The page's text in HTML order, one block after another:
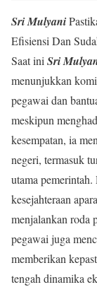
Sri Mulyani
Efisiensi Dan
Saat ini Sri
menunjukkan
pegawai dan
meskipun
kesempatan, ia
negeri, termasuk
utama
kesejahteraan
menjalankan roda
pegawai juga
memberikan
tengah dinamika